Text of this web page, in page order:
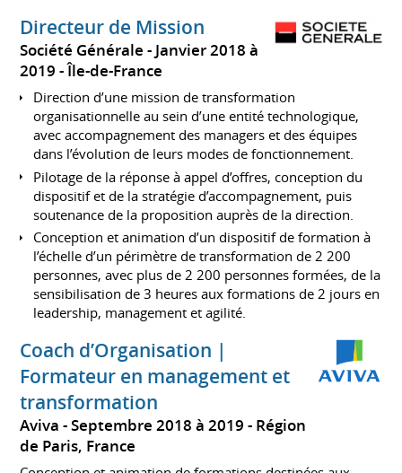
Directeur de Mission
Société Générale
Janvier 2018 à
2019 Île-de-France
Direction d’une mission de transformation
organisationnelle au sein d’une entité technologique,
avec accompagnement des managers et des équipes
dans l’évolution de leurs modes de fonctionnement.
Pilotage de la réponse à appel d’offres, conception du
dispositif et de la stratégie d’accompagnement, puis
soutenance de la proposition auprès de la direction.
Conception et animation d’un dispositif de formation à
l’échelle d’un périmètre de transformation de 2 200
personnes, avec plus de 2 200 personnes formées, de la
sensibilisation de 3 heures aux formations de 2 jours en
leadership, management et agilité.
Coach d’Organisation |
Formateur en management et
transformation
Aviva Septembre 2018 à 2019 Région
de Paris, France